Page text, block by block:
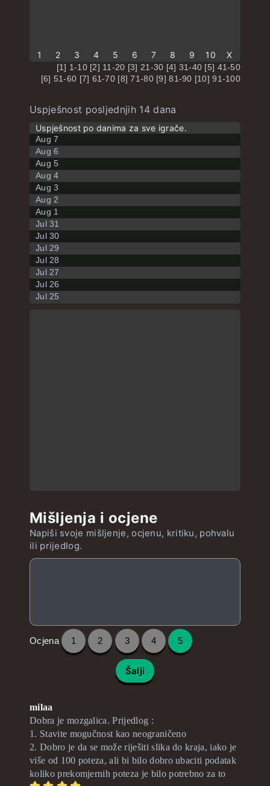
1 2 3 4 5 6 7 8 9 10 X
[1] 1-10 [2] 11-20 [3] 21-30 [4] 31-40 [5] 41-50
[6] 51-60 [7] 61-70 [8] 71-80 [9] 81-90 [10] 91-100
Uspješnost posljednjih 14 dana
Uspješnost po danima za sve igrače.
Aug 7
Aug 6
Aug 5
Aug 4
Aug 3
Aug 2
Aug 1
Jul 31
Jul 30
Jul 29
Jul 28
Jul 27
Jul 26
Jul 25
Mišljenja i ocjene
Napiši svoje mišljenje, ocjenu, kritiku, pohvalu
ili prijedlog.
Ocjena 1 2 3 4 5
Šalji
milaa
Dobra je mozgalica. Prijedlog :
1. Stavite mogučnost kao neograničeno
2. Dobro je da se može riješiti slika do kraja, iako je
više od 100 poteza, ali bi bilo dobro ubaciti podatak
koliko prekomjernih poteza je bilo potrebno za to